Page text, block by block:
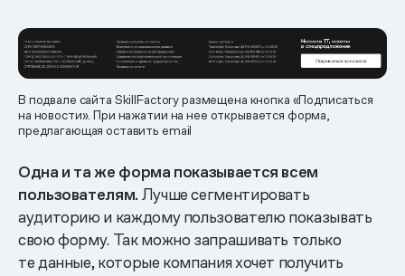
В подвале сайта SkillFactory размещена кнопка «Подписаться
на новости». При нажатии на нее открывается форма,
предлагающая оставить email
Одна и та же форма показывается всем
пользователям. Лучше сегментировать
аудиторию и каждому пользователю показывать
свою форму. Так можно запрашивать только
те данные, которые компания хочет получить